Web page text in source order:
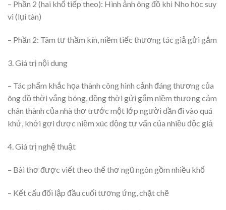
– Phần 2 (hai khổ tiếp theo): Hình ảnh ông đồ khi Nho học suy
vi (lụi tàn)
– Phần 2: Tâm tư thầm kín, niềm tiếc thương tác giả gửi gắm
3. Giá trị nội dung
– Tác phẩm khắc họa thành công hình cảnh đáng thương của
ông đồ thời vắng bóng, đồng thời gửi gắm niềm thương cảm
chân thành của nhà thơ trước một lớp người dần đi vào quá
khứ, khới gợi được niềm xúc động tự vấn của nhiều độc giả
4. Giá trị nghệ thuật
– Bài thơ được viết theo thể thơ ngũ ngôn gồm nhiều khổ
– Kết cấu đối lập đầu cuối tương ứng, chặt chẽ